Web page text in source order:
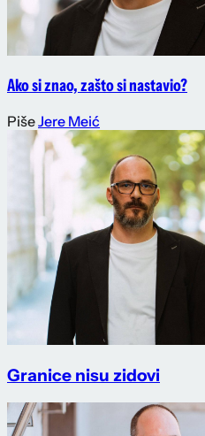
Ako si znao, zašto si nastavio?
PišeJere Meić
Granice nisu zidovi